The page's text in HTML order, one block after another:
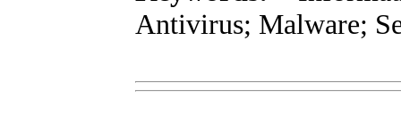
Antivirus; Malware;